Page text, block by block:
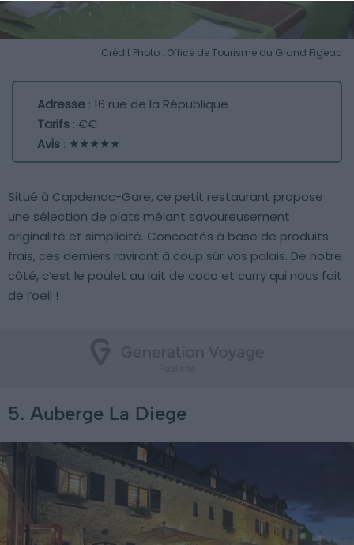
Crédit Photo : Office de Tourisme du Grand Figeac
Adresse : 16 rue de la République
Tarifs : €€
Avis : ★★★★★
Situé à Capdenac-Gare, ce petit restaurant propose
une sélection de plats mêlant savoureusement
originalité et simplicité. Concoctés à base de produits
frais, ces derniers raviront à coup sûr vos palais. De notre
côté, c’est le poulet au lait de coco et curry qui nous fait
de l’oeil !
5. Auberge La Diege